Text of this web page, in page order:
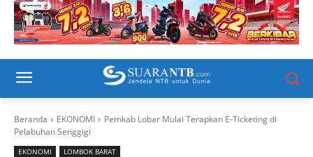
Beranda EKONOMI
Pemkab Lobar Mulai Terapkan E-Ticketing di
Pelabuhan Senggigi
EKONOMI LOMBOK BARAT